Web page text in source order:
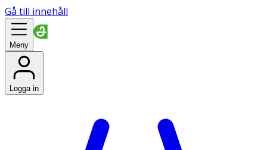
Gå till innehåll
Meny
Logga in